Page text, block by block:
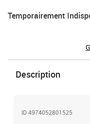
partenaire.Environnement
Temporairement
Description
ID 4974052801525